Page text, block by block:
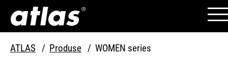
ATLAS Produse WOMEN series